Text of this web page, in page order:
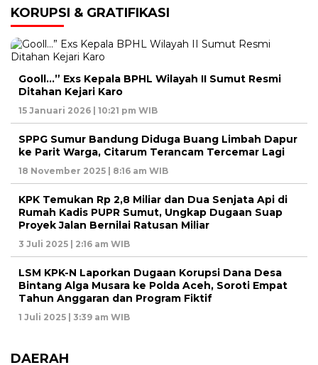
KORUPSI & GRATIFIKASI
Gooll…” Exs Kepala BPHL Wilayah II Sumut Resmi
Ditahan Kejari Karo
15 Januari 2026 | 10:21 pm WIB
SPPG Sumur Bandung Diduga Buang Limbah Dapur
ke Parit Warga, Citarum Terancam Tercemar Lagi
18 November 2025 | 8:16 am WIB
KPK Temukan Rp 2,8 Miliar dan Dua Senjata Api di
Rumah Kadis PUPR Sumut, Ungkap Dugaan Suap
Proyek Jalan Bernilai Ratusan Miliar
3 Juli 2025 | 2:16 am WIB
LSM KPK-N Laporkan Dugaan Korupsi Dana Desa
Bintang Alga Musara ke Polda Aceh, Soroti Empat
Tahun Anggaran dan Program Fiktif
1 Juli 2025 | 3:39 am WIB
DAERAH